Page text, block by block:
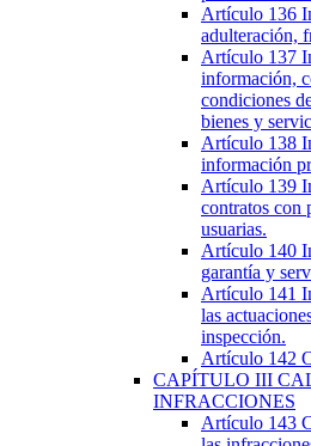
Artículo 136
adulteración,
Artículo 137
información,
condiciones
bienes y
Artículo 138
información
Artículo 139
contratos con
usuarias.
Artículo 140
garantía y
Artículo 141
las
inspección.
Artículo 142
CAPÍTULO III
INFRACCIONES
Artículo 143